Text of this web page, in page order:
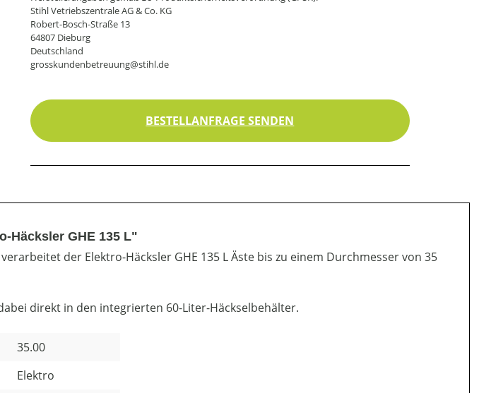
Stihl Vetriebszentrale AG & Co. KG
Robert-Bosch-Straße 13
64807 Dieburg
Deutschland
grosskundenbetreuung@stihl.de
BESTELLANFRAGE SENDEN
Häcksler GHE 135 L"
der Elektro-Häcksler GHE 135 L Äste bis zu einem Durchmesser von 35
direkt in den integrierten 60-Liter-Häckselbehälter.
35.00
Elektro